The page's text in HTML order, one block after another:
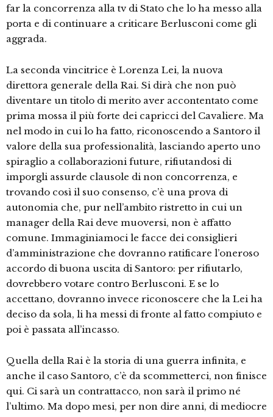
far la concorrenza alla tv di Stato che lo ha messo alla
porta e di continuare a criticare Berlusconi come gli
aggrada.
La seconda vincitrice è Lorenza Lei, la nuova
direttora generale della Rai. Si dirà che non può
diventare un titolo di merito aver accontentato come
prima mossa il più forte dei capricci del Cavaliere. Ma
nel modo in cui lo ha fatto, riconoscendo a Santoro il
valore della sua professionalità, lasciando aperto uno
spiraglio a collaborazioni future, rifiutandosi di
imporgli assurde clausole di non concorrenza, e
trovando così il suo consenso, c’è una prova di
autonomia che, pur nell’ambito ristretto in cui un
manager della Rai deve muoversi, non è affatto
comune. Immaginiamoci le facce dei consiglieri
d’amministrazione che dovranno ratificare l’oneroso
accordo di buona uscita di Santoro: per rifiutarlo,
dovrebbero votare contro Berlusconi. E se lo
accettano, dovranno invece riconoscere che la Lei ha
deciso da sola, li ha messi di fronte al fatto compiuto e
poi è passata all’incasso.
Quella della Rai è la storia di una guerra infinita, e
anche il caso Santoro, c’è da scommetterci, non finisce
qui. Ci sarà un contrattacco, non sarà il primo né
l’ultimo. Ma dopo mesi, per non dire anni, di mediocre